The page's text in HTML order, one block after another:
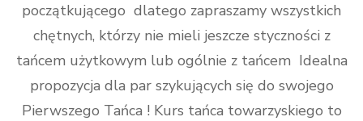
początkującego dlatego zapraszamy wszystkich
chętnych, którzy nie mieli jeszcze styczności z
tańcem użytkowym lub ogólnie z tańcem Idealna
propozycja dla par szykujących się do swojego
Pierwszego Tańca ! Kurs tańca towarzyskiego to